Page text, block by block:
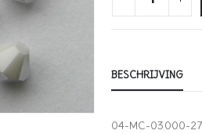
BESCHRIJVING
04-MC-03000-